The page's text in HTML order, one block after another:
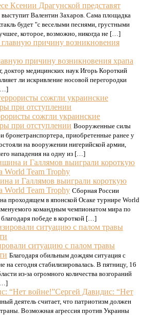
Ксении Драгунской представят
Валентин Захаров. Сама площадка
будет "с веселыми песнями, грустными
которое, возможно, никогда не […]
причину возникновения храпа
доктор медицинских наук Игорь Короткий
ли искривление носовой перегородки
сожгли украинские
при отступлении Вооруженные силы
бронетранспортера, приобретенные ранее у
на вооружении нигерийской армии,
нападения на одну из […]
и Галлямов выиграли короткую
World Team Trophy Сборная России
проходящем в японской Осаке турнире World
командным чемпионатом мира по
победе в короткой […]
ситуацию с палом травы
Благодаря обильным дождям ситуация с
на сегодня стабилизировалась. В пятницу, 16
из-за огромного количества возгораний
Сергей Давидис: “Нет
деятель считает, что патриотизм должен
Возможная агрессия против Украины